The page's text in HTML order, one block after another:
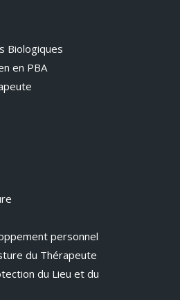
Biologiques
en PBA
personnel
du Thérapeute
du Lieu et du